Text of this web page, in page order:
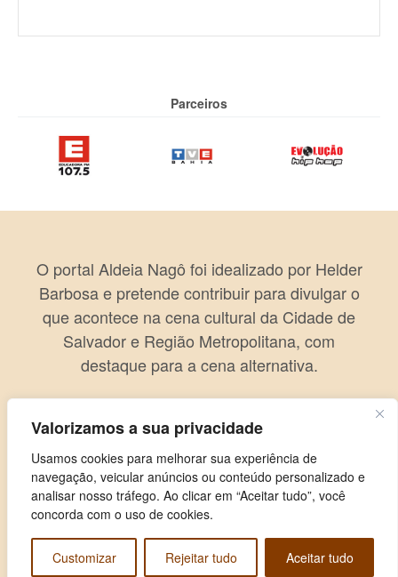
Valorizamos a sua privacidade
Usamos cookies para melhorar sua experiência de
navegação, veicular anúncios ou conteúdo personalizado e
analisar nosso tráfego. Ao clicar em “Aceitar tudo”, você
concorda com o uso de cookies.
Customizar Rejeitar tudo Aceitar tudo
Parceiros
O portal Aldeia Nagô foi idealizado por Helder
Barbosa e pretende contribuir para divulgar o
que acontece na cena cultural da Cidade de
Salvador e Região Metropolitana, com
destaque para a cena alternativa.
Copyright © 2026 Aldeia Nagô. Todos os direitos reservados.